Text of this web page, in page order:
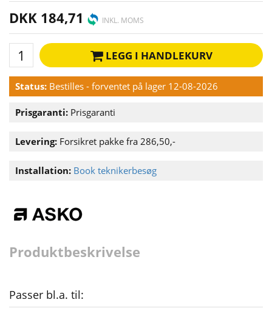
DKK 184,71 INKL. MOMS
LEGG I HANDLEKURV
Status: Bestilles - forventet på lager 12-08-2026
Prisgaranti: Prisgaranti
Levering: Forsikret pakke fra 286,50,-
Installation: Book teknikerbesøg
Produktbeskrivelse
Passer bl.a. til: